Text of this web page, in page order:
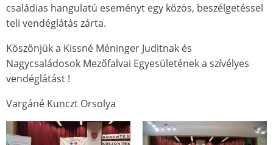
családias hangulatú eseményt egy közös, beszélgetéssel
teli vendéglátás zárta.
Köszönjük a Kissné Méninger Juditnak és
Nagycsaládosok Mezőfalvai Egyesületének a szívélyes
vendéglátást !
Vargáné Kunczt Orsolya